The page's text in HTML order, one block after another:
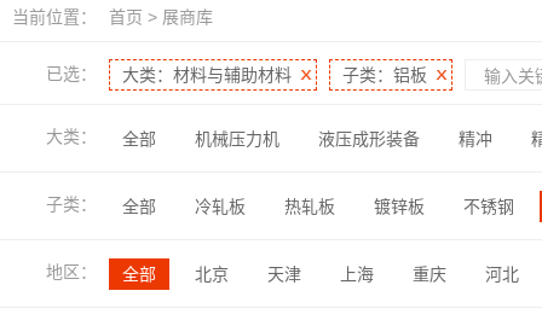
当前位置： 首页 > 展商库
已选： 大类：材料与辅助材料 子类：铝板
大类： 全部 机械压力机 液压成形装备 精冲
子类：
全部 冷轧板 热轧板 镀锌板 不锈钢
地区： 全部 北京 天津 上海 重庆 河北